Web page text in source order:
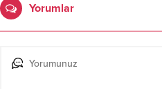
Yorumlar